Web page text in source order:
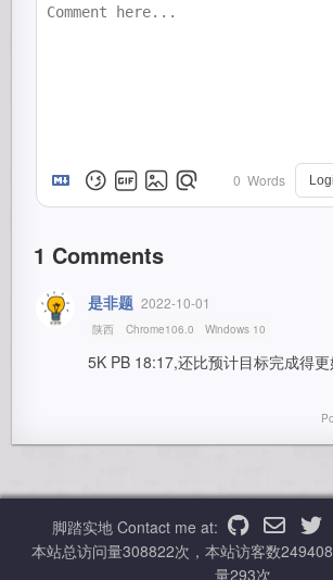
0 Words
1 Comments
是非题 2022-10-01
陕西 Chrome106.0 Windows 10
5K PB 18:17,还比预计目标完成得更
脚踏实地 Contact me at:
本站总访问量308822次，本站访客数249408
量293次